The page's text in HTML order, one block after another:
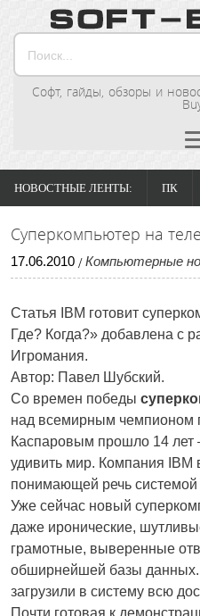
Софт, гайды, обзоры и
НОВОСТНЫЕ ЛЕНТЫ: ПК
Суперкомпьютер на
17.06.2010 / Компьютерные
Статья IBM готовит
Где? Когда?» добавлена с
Игромания.
Автор: Павел Шубский.
Со времен победы
над всемирным чемпионом
Каспаровым прошло 14
удивить мир. Компания IBM
понимающей речь
Уже сейчас новый
даже иронические,
грамотные, выверенные
обширнейшей базы данных.
загрузили в систему всю
Почти готовая к